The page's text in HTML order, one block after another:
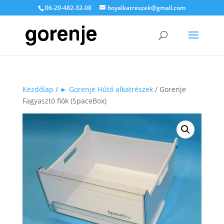
06-20-482-32-08 boyalkatreszek@gmail.com
Kezdőlap / ► Gorenje Hűtő alkatrészek/ Gorenje
Fagyasztó fiók (SpaceBox)